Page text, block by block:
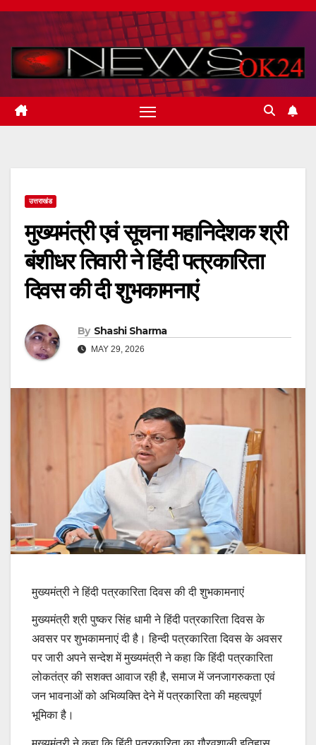
Skip
content
उत्तराखंड
मुख्यमंत्री एवं सूचना महानिदेशक श्री
बंशीधर तिवारी ने हिंदी पत्रकारिता
दिवस की दी शुभकामनाएं
By Shashi Sharma
MAY 29, 2026
मुख्यमंत्री ने हिंदी पत्रकारिता दिवस की दी शुभकामनाएं
मुख्यमंत्री श्री पुष्कर सिंह धामी ने हिंदी पत्रकारिता दिवस के
अवसर पर शुभकामनाएं दी है। हिन्दी पत्रकारिता दिवस के अवसर
पर जारी अपने सन्देश में मुख्यमंत्री ने कहा कि हिंदी पत्रकारिता
लोकतंत्र की सशक्त आवाज रही है, समाज में जनजागरुकता एवं
जन भावनाओं को अभिव्यक्ति देने में पत्रकारिता की महत्वपूर्ण
भूमिका है।